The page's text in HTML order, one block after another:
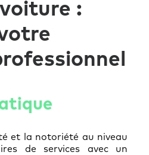
:
et la notoriété au niveau
de services avec un